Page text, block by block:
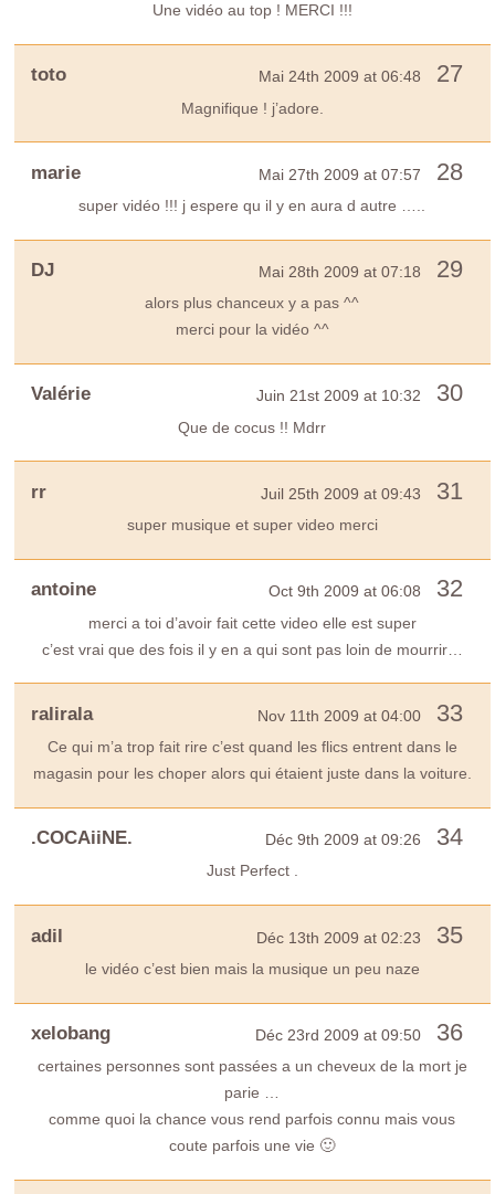
Une vidéo au top ! MERCI !!!
toto Mai 24th 2009 at 06:48 27
Magnifique ! j’adore.
marie Mai 27th 2009 at 07:57 28
super vidéo !!! j espere qu il y en aura d autre …..
DJ Mai 28th 2009 at 07:18 29
alors plus chanceux y a pas ^^
merci pour la vidéo ^^
Valérie Juin 21st 2009 at 10:32 30
Que de cocus !! Mdrr
rr Juil 25th 2009 at 09:43 31
super musique et super video merci
antoine Oct 9th 2009 at 06:08 32
merci a toi d’avoir fait cette video elle est super
c’est vrai que des fois il y en a qui sont pas loin de mourrir…
ralirala Nov 11th 2009 at 04:00 33
Ce qui m’a trop fait rire c’est quand les flics entrent dans le
magasin pour les choper alors qui étaient juste dans la voiture.
.COCAiiNE. Déc 9th 2009 at 09:26 34
Just Perfect .
adil Déc 13th 2009 at 02:23 35
le vidéo c’est bien mais la musique un peu naze
xelobang Déc 23rd 2009 at 09:50 36
certaines personnes sont passées a un cheveux de la mort je
parie …
comme quoi la chance vous rend parfois connu mais vous
coute parfois une vie 🙂